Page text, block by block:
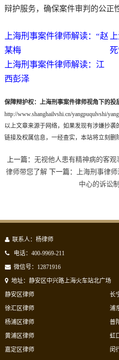
辩护服务，确保案件审判的公正
上海刑事案件律师解读：“赵
某梅
死
上海刑事案件律师解读：江
西彭泽
保障辩护权：上海刑事案件律师视角下的投
http://www.shanghailvshi.cn/yangpuqulvshi/
以上文章来源于网络，如果发现有涉嫌抄袭
链接及权属信息，一经查实，本站将立刻删
上一篇： 无视他人患有精神病的客
律师带您了解下一篇：
上海刑事律
中心的诉讼
联系人：杨律师
电话：400-9969-211
微信号：12871916
地址：静安区中兴路上海火车站北广场
静安区律师
徐汇区律师
杨浦区律师
黄浦区律师
长
浦
普
虹
嘉定区律师
闵